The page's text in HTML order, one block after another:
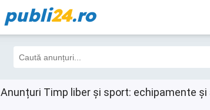
publi24.ro
Anunțuri Timp liber și sport: echipamente
Filtre 3 Toate
881